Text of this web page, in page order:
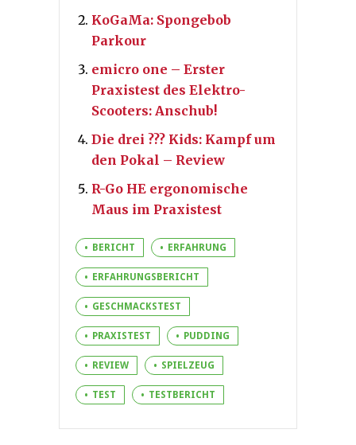
KoGaMa: Spongebob
Parkour
emicro one – Erster
Praxistest des Elektro-
Scooters: Anschub!
Die drei ??? Kids: Kampf um
den Pokal – Review
R-Go HE ergonomische
Maus im Praxistest
BERICHT ERFAHRUNG
ERFAHRUNGSBERICHT
GESCHMACKSTEST
PRAXISTEST PUDDING
REVIEW SPIELZEUG
TEST TESTBERICHT